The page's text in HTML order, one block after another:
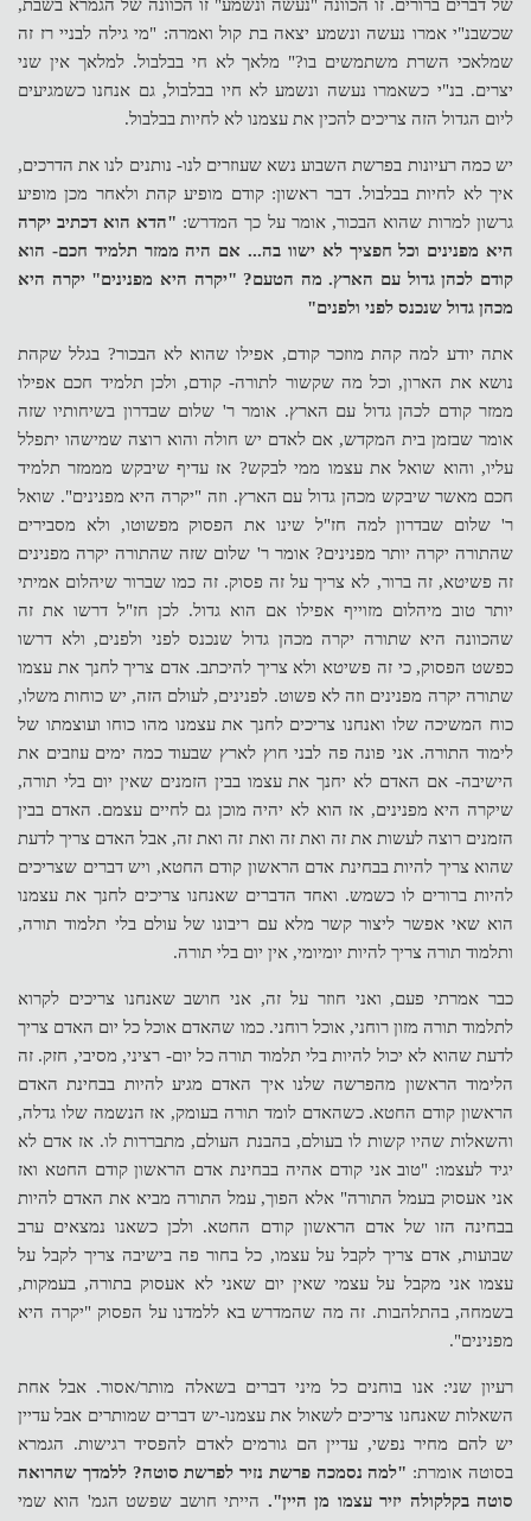
של דברים ברורים. זו הכוונה "נעשה ונשמע" זו הכוונה של הגמרא בשבת,
שכשבנ"י אמרו נעשה ונשמע יצאה בת קול ואמרה: "מי גילה לבניי רז זה
שמלאכי השרת משתמשים בו?" מלאך לא חי בבלבול. למלאך אין שני
יצרים. בנ"י כשאמרו נעשה ונשמע לא חיו בבלבול, גם אנחנו כשמגיעים
ליום הגדול הזה צריכים להכין את עצמנו לא לחיות בבלבול.
יש כמה רעיונות בפרשת השבוע נשא שעוזרים לנו- נותנים לנו את הדרכים,
איך לא לחיות בבלבול. דבר ראשון: קודם מופיע קהת ולאחר מכן מופיע
גרשון למרות שהוא הבכור, אומר על כך המדרש: "הדא הוא דכתיב יקרה
היא מפנינים וכל חפציך לא ישוו בה... אם היה ממזר תלמיד חכם- הוא
קודם לכהן גדול עם הארץ. מה הטעם? "יקרה היא מפנינים" יקרה היא
מכהן גדול שנכנס לפני ולפנים"
אתה יודע למה קהת מוזכר קודם, אפילו שהוא לא הבכור? בגלל שקהת
נושא את הארון, וכל מה שקשור לתורה- קודם, ולכן תלמיד חכם אפילו
ממזר קודם לכהן גדול עם הארץ. אומר ר' שלום שבדרון בשיחותיו שזה
אומר שבזמן בית המקדש, אם לאדם יש חולה והוא רוצה שמישהו יתפלל
עליו, והוא שואל את עצמו ממי לבקש? אז עדיף שיבקש מממזר תלמיד
חכם מאשר שיבקש מכהן גדול עם הארץ. וזה "יקרה היא מפנינים". שואל
ר' שלום שבדרון למה חז"ל שינו את הפסוק מפשוטו, ולא מסבירים
שהתורה יקרה יותר מפנינים? אומר ר' שלום שזה שהתורה יקרה מפנינים
זה פשיטא, זה ברור, לא צריך על זה פסוק. זה כמו שברור שיהלום אמיתי
יותר טוב מיהלום מזוייף אפילו אם הוא גדול. לכן חז"ל דרשו את זה
שהכוונה היא שתורה יקרה מכהן גדול שנכנס לפני ולפנים, ולא דרשו
כפשט הפסוק, כי זה פשיטא ולא צריך להיכתב. אדם צריך לחנך את עצמו
שתורה יקרה מפנינים וזה לא פשוט. לפנינים, לעולם הזה, יש כוחות משלו,
כוח המשיכה שלו ואנחנו צריכים לחנך את עצמנו מהו כוחו ועוצמתו של
לימוד התורה. אני פונה פה לבני חוץ לארץ שבעוד כמה ימים עוזבים את
הישיבה- אם האדם לא יחנך את עצמו בבין הזמנים שאין יום בלי תורה,
שיקרה היא מפנינים, אז הוא לא יהיה מוכן גם לחיים עצמם. האדם בבין
הזמנים רוצה לעשות את זה ואת זה ואת זה ואת זה, אבל האדם צריך לדעת
שהוא צריך להיות בבחינת אדם הראשון קודם החטא, ויש דברים שצריכים
להיות ברורים לו כשמש. ואחד הדברים שאנחנו צריכים לחנך את עצמנו
הוא שאי אפשר ליצור קשר מלא עם ריבונו של עולם בלי תלמוד תורה,
ותלמוד תורה צריך להיות יומיומי, אין יום בלי תורה.
כבר אמרתי פעם, ואני חוזר על זה, אני חושב שאנחנו צריכים לקרוא
לתלמוד תורה מזון רוחני, אוכל רוחני. כמו שהאדם אוכל כל יום האדם צריך
לדעת שהוא לא יכול להיות בלי תלמוד תורה כל יום- רציני, מסיבי, חזק. זה
הלימוד הראשון מהפרשה שלנו איך האדם מגיע להיות בבחינת האדם
הראשון קודם החטא. כשהאדם לומד תורה בעומק, אז הנשמה שלו גדלה,
והשאלות שהיו קשות לו בעולם, בהבנת העולם, מתבררות לו. אז אדם לא
יגיד לעצמו: "טוב אני קודם אהיה בבחינת אדם הראשון קודם החטא ואז
אני אעסוק בעמל התורה" אלא הפוך, עמל התורה מביא את האדם להיות
בבחינה הזו של אדם הראשון קודם החטא. ולכן כשאנו נמצאים ערב
שבועות, אדם צריך לקבל על עצמו, כל בחור פה בישיבה צריך לקבל על
עצמו אני מקבל על עצמי שאין יום שאני לא אעסוק בתורה, בעמקות,
בשמחה, בהתלהבות. זה מה שהמדרש בא ללמדנו על הפסוק "יקרה היא
מפנינים".
רעיון שני: אנו בוחנים כל מיני דברים בשאלה מותר/אסור. אבל אחת
השאלות שאנחנו צריכים לשאול את עצמנו-יש דברים שמותרים אבל עדיין
יש להם מחיר נפשי, עדיין הם גורמים לאדם להפסיד רגישות. הגמרא
בסוטה אומרת: "למה נסמכה פרשת נזיר לפרשת סוטה? ללמדך שהרואה
סוטה בקלקולה יזיר עצמו מן היין". הייתי חושב שפשט הגמ' הוא שמי